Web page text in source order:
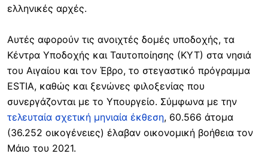
ελληνικές αρχές.
Αυτές αφορούν τις ανοιχτές δομές υποδοχής, τα
Κέντρα Υποδοχής και Ταυτοποίησης (ΚΥΤ) στα νησιά
του Αιγαίου και τον Έβρο, το στεγαστικό πρόγραμμα
ESTIA, καθώς και ξενώνες φιλοξενίας που
συνεργάζονται με το Υπουργείο. Σύμφωνα με την
τελευταία σχετική μηνιαία έκθεση, 60.566 άτομα
(36.252 οικογένειες) έλαβαν οικονομική βοήθεια τον
Μάιο του 2021.